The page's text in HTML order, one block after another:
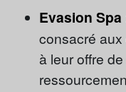
Evasion Spa
consacré aux
à leur offre